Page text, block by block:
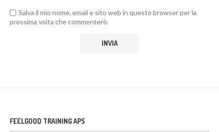
Salva il mio nome, email e sito web in questo browser per la
prossima volta che commenterò.
FEELGOOD TRAINING APS